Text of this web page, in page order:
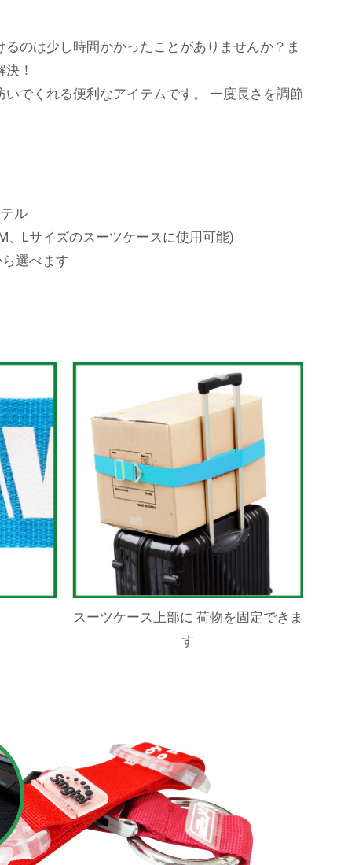
のは少し時間かかったことがありませんか？ま
！
でくれる便利なアイテムです。 一度長さを調節
ル
Lサイズのスーツケースに使用可能)
選べます
スーツケース上部に 荷物を固定できま
す